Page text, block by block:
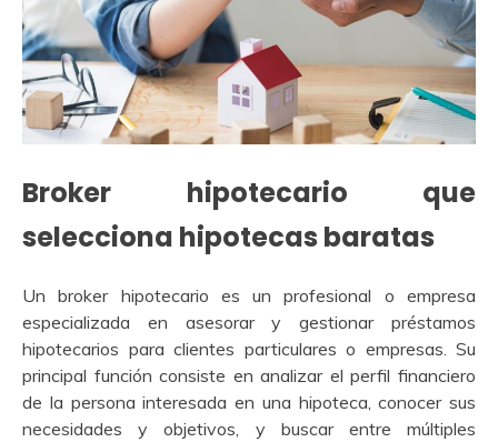
Broker hipotecario que
selecciona hipotecas baratas
Un broker hipotecario es un profesional o empresa
especializada en asesorar y gestionar préstamos
hipotecarios para clientes particulares o empresas. Su
principal función consiste en analizar el perfil financiero
de la persona interesada en una hipoteca, conocer sus
necesidades y objetivos, y buscar entre múltiples